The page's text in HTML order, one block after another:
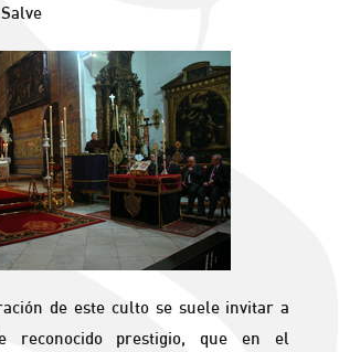
de este culto se suele invitar a
reconocido prestigio, que en el